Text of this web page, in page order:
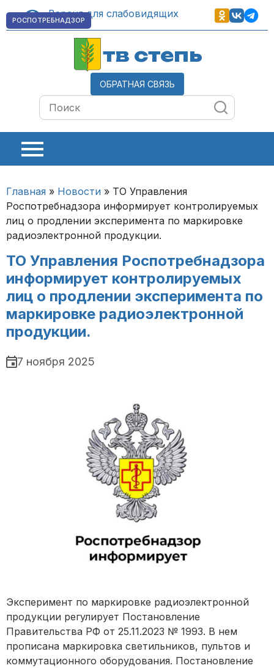
Версия для слабовидящих
тв степь
ОБРАТНАЯ СВЯЗЬ
Главная » Новости » ТО Управления
Роспотребнадзора информирует контролируемых
лиц о продлении эксперимента по маркировке
радиоэлектронной продукции.
ТО Управления Роспотребнадзора
информирует контролируемых
лиц о продлении эксперимента по
маркировке радиоэлектронной
продукции.
РОСПОТРЕБНАДЗОР
7 ноября 2025
Эксперимент по маркировке радиоэлектронной
продукции регулирует Постановление
Правительства РФ от 25.11.2023 № 1993. В нем
прописана маркировка светильников, пультов и
коммутационного оборудования. Постановление